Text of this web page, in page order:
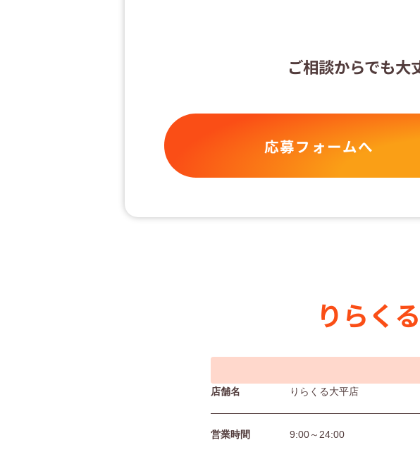
ご相談からでも大
応募フォームへ
りらくる
店舗名 りらくる大平店
営業時間 9:00～24:00